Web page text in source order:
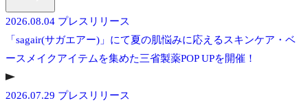
2026.08.04 プレスリリース
「sagair(サガエアー)」にて夏の肌悩みに応えるスキンケア・ベ
ースメイクアイテムを集めた三省製薬POP UPを開催！
2026.07.29 プレスリリース